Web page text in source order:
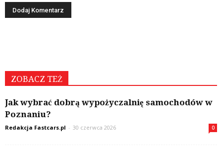
ZOBACZ TEŻ
Jak wybrać dobrą wypożyczalnię samochodów w
Poznaniu?
Redakcja Fastcars.pl - 30 czerwca 2026 0